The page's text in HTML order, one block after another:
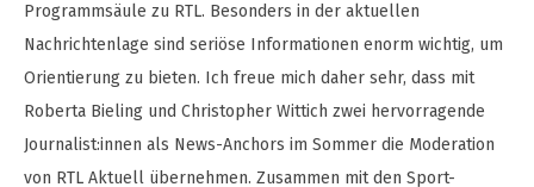
Programmsäule zu RTL. Besonders in der aktuellen
Nachrichtenlage sind seriöse Informationen enorm wichtig, um
Orientierung zu bieten. Ich freue mich daher sehr, dass mit
Roberta Bieling und Christopher Wittich zwei hervorragende
Journalist:innen als News-Anchors im Sommer die Moderation
von RTL Aktuell übernehmen. Zusammen mit den Sport-